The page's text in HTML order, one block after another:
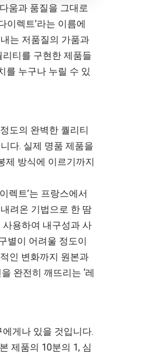
움과 품질을 그대로
이렉트’라는 이름에
는 저품질의 가품과
티를 구현한 제품들
를 누구나 누릴 수 있
도의 완벽한 퀄리티
다. 실제 명품 제품을
제 방식에 이르기까지
렉트’는 프랑스에서
려온 기법으로 한 땀
용하여 내구성과 사
별이 어려울 정도이
인 변화까지 원본과
완전히 깨뜨리는 ‘레
게나 있을 것입니다.
제품의 10분의 1, 심